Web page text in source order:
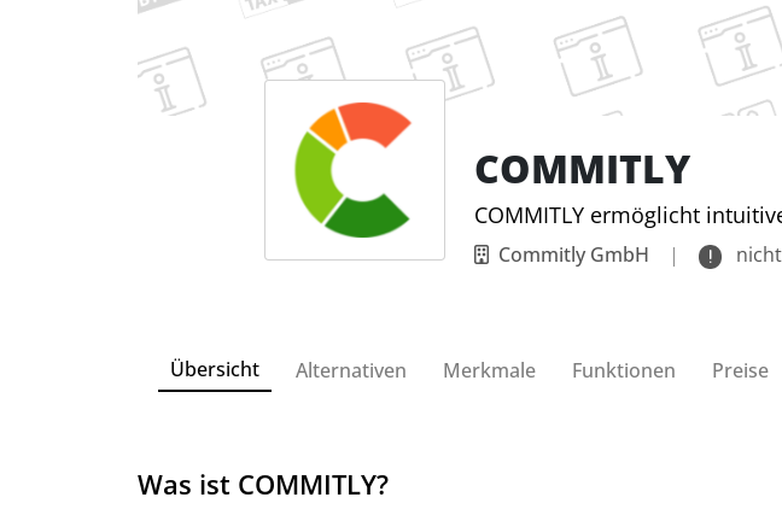
COMMITLY
COMMITLY ermöglicht
Commitly GmbH |
Übersicht Alternativen Merkmale Funktionen Preise
Was ist COMMITLY?